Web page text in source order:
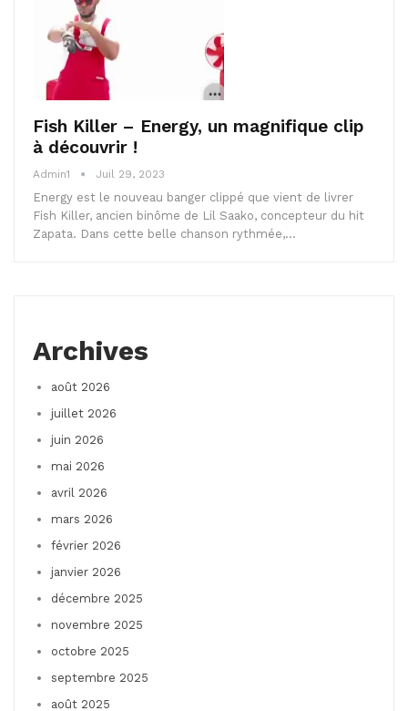
Fish Killer – Energy, un magnifique clip
à découvrir !
Admin1 Juil 29, 2023
Energy est le nouveau banger clippé que vient de livrer
Fish Killer, ancien binôme de Lil Saako, concepteur du hit
Zapata. Dans cette belle chanson rythmée,…
Archives
août 2026
juillet 2026
juin 2026
mai 2026
avril 2026
mars 2026
février 2026
janvier 2026
décembre 2025
novembre 2025
octobre 2025
septembre 2025
août 2025